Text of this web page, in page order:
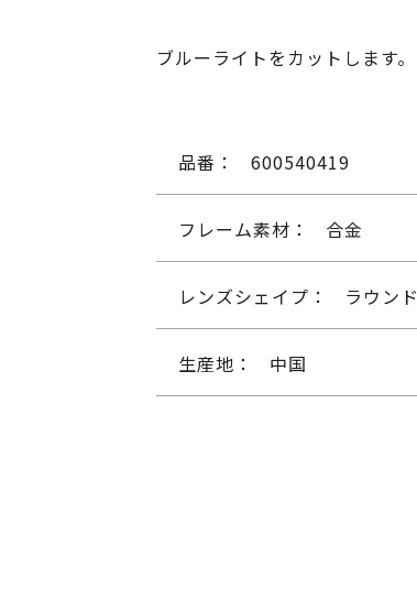
ブルーライトをカットします。
品番： 600540419
フレーム素材： 合金
レンズシェイプ： ラウンド
生産地： 中国